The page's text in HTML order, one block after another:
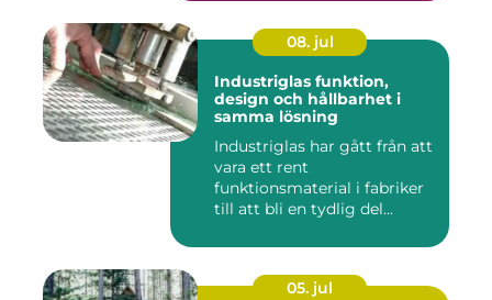
08. jul
Industriglas funktion,
design och hållbarhet i
samma lösning
Industriglas har gått från att
vara ett rent
funktionsmaterial i fabriker
till att bli en tydlig del...
05. jul